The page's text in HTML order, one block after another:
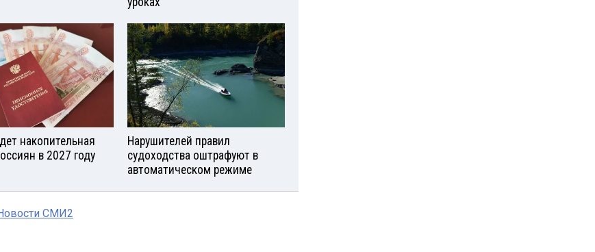
накопительная
в 2027 году
Нарушителей правил
судоходства оштрафуют в
автоматическом режиме
СМИ2